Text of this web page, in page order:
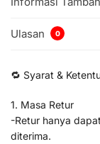
Ulasan 0
🔁 Syarat &
1. Masa Retur
-Retur hanya
diterima.